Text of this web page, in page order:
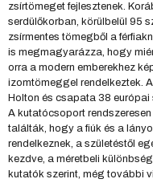
zsírtömeget fejlesztenek.
serdülőkorban, körülbelül 95
zsírmentes tömegből a
is megmagyarázza, hogy
orra a modern emberekhez
izomtömeggel rendelkeztek.
Holton és csapata 38
A kutatócsoport
találták, hogy a fiúk és a
rendelkeznek, a születéstől
kezdve, a méretbeli
kutatók szerint, még további